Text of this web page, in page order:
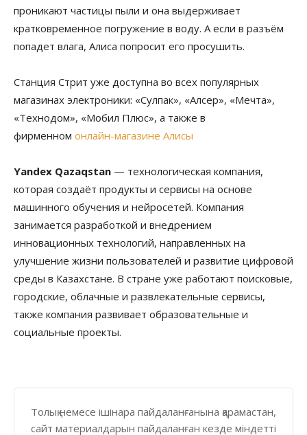
проникают частицы пыли и она выдерживает
кратковременное погружение в воду. А если в разъём
попадет влага, Алиса попросит его просушить.
Станция Стрит уже доступна во всех популярных
магазинах электроники: «Сулпак», «Алсер», «Мечта»,
«Технодом», «Мобил Плюс», а также в
фирменном онлайн-магазине Алисы
Yandex Qazaqstan — технологическая компания,
которая создаёт продукты и сервисы на основе
машинного обучения и нейросетей. Компания
занимается разработкой и внедрением
инновационных технологий, направленных на
улучшение жизни пользователей и развитие цифровой
среды в Казахстане. В стране уже работают поисковые,
городские, облачные и развлекательные сервисы,
также компания развивает образовательные и
социальные проекты.
Толық немесе ішінара пайдаланғанына қарамастан,
сайт материалдарын пайдаланған кезде міндетті